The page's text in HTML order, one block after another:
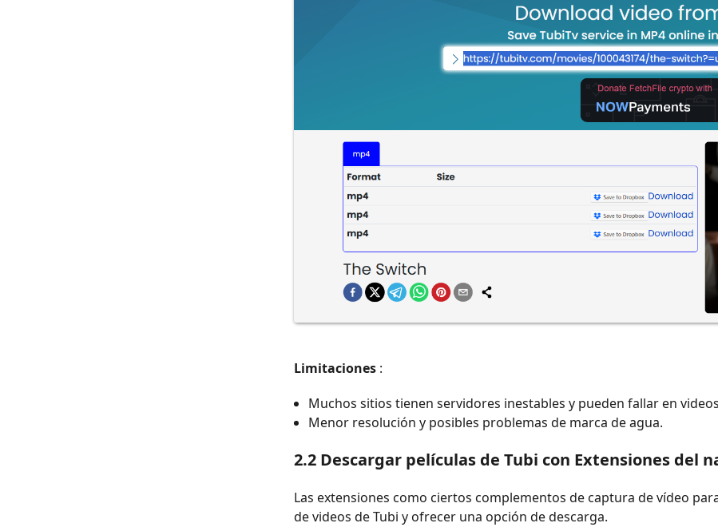
Limitaciones :
Muchos sitios tienen servidores inestables y pueden fallar en
Menor resolución y posibles problemas de marca de agua.
2.2 Descargar películas de Tubi con Extensiones del
Las extensiones como ciertos complementos de captura de vídeo
de videos de Tubi y ofrecer una opción de descarga.